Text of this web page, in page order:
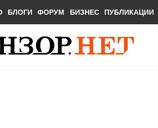
БЛОГИ ФОРУМ БИЗНЕС ПУБЛИКАЦИИ